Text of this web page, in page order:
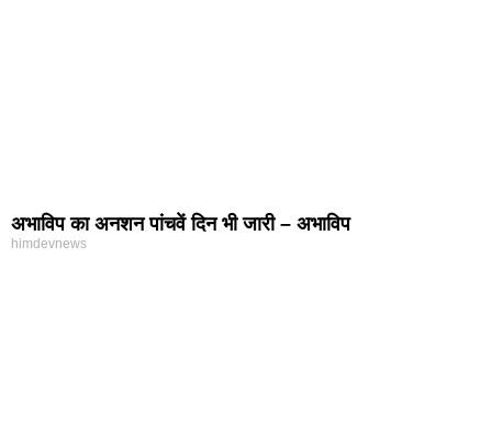
अभाविप का अनशन पांचवें दिन भी जारी – अभाविप
himdevnews